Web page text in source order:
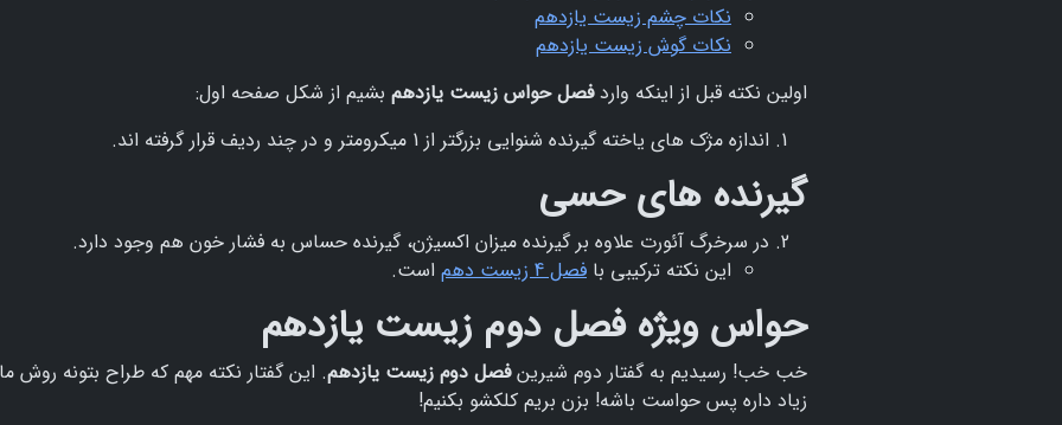
نکات چشم زیست یازدهم
نکات گوش زیست یازدهم
اولین نکته قبل از اینکه واردفصل حواس زیست یازدهم بشیم از شکل صفحه اول:
اندازه مژک های یاخته گیرنده شنوایی بزرگتر از 1 میکرومتر و در چند ردیف قرار گرفته اند.
گیرنده های حسی
در سرخرگ آئورت علاوه بر گیرنده میزان اکسیژن، گیرنده حساس به فشار خون هم وجود دارد.
این نکته ترکیبی با فصل 4 زیست دهم است.
حواس ویژه فصل دوم زیست یازدهم
خب خب! رسیدیم به گفتار دوم شیرینفصل دوم زیست یازدهم. این گفتار نکته مهم که طراح بتونه روش
زیاد داره پس حواست باشه! بزن بریم کلکشو بکنیم!